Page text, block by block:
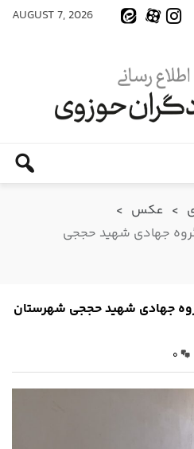
AUGUST 7, 2026
> عکس >
جهادی شهید حججی
جهادی شهید حججی شهرستان
۰